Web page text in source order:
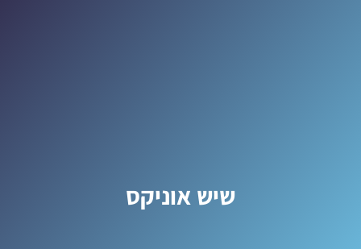
שיש אוניקס